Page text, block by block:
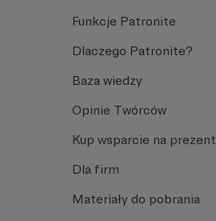
Funkcje Patronite
Dlaczego Patronite?
Baza wiedzy
Opinie Twórców
Kup wsparcie na prezent
Dla firm
Materiały do pobrania